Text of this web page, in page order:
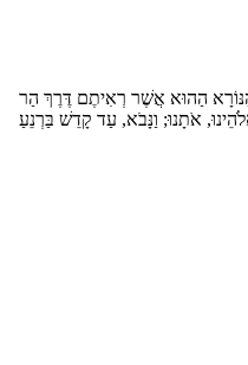
הַהוּא אֲשֶׁר רְאִיתֶם דֶּרֶךְ הַר